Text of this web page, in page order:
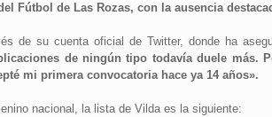
Fútbol de Las Rozas, con la ausencia
de su cuenta oficial de Twitter, donde ha
de ningún tipo todavía duele más.
mi primera convocatoria hace ya 14 años».
nacional, la lista de Vilda es la siguiente: